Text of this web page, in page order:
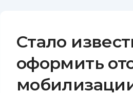
Стало
оформить